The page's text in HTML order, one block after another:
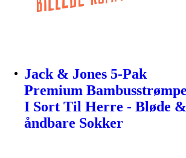
Jack & Jones 5-Pak
Premium
I Sort Til Herre - Bløde &
åndbare Sokker